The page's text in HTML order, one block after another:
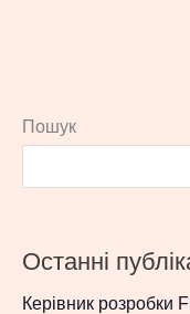
Пошук
Останні
Керівник розробки